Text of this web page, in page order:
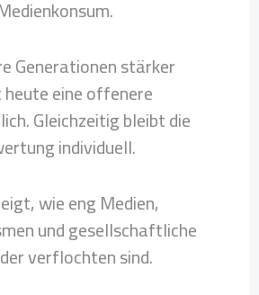
Generationen stärker
eine offenere
Gleichzeitig bleibt die
individuell.
wie eng Medien,
und gesellschaftliche
verflochten sind.